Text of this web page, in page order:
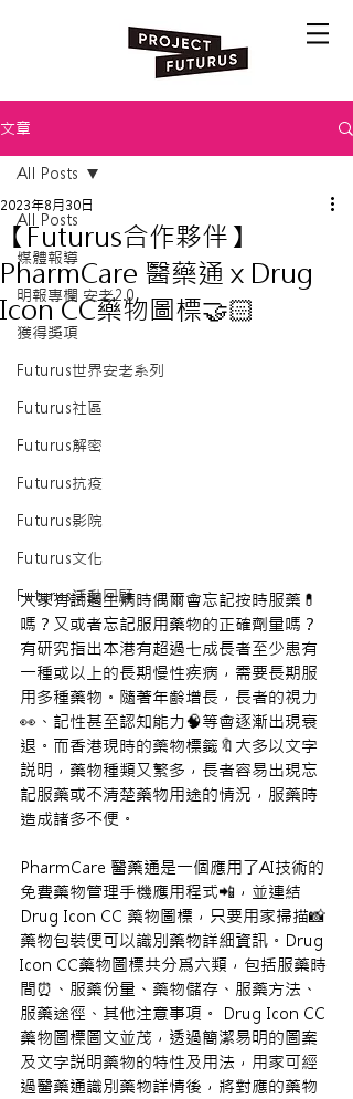
文章
All Posts
媒體報導
明報專欄 安老2.0
獲得獎項
Futurus世界安老系列
Futurus社區
Futurus解密
Futurus抗疫
Futurus影院
Futurus文化
Futurus活動回顧
All Posts
【Futurus合作夥伴】
PharmCare 醫藥通 x Drug
Icon CC藥物圖標🤝🏻
2023年8月30日
大家有試過生病時偶爾會忘記按時服藥💊
嗎？又或者忘記服用藥物的正確劑量嗎？
有研究指出本港有超過七成長者至少患有
一種或以上的長期慢性疾病，需要長期服
用多種藥物。隨著年齡增長，長者的視力
👀、記性甚至認知能力🧠等會逐漸出現衰
退。而香港現時的藥物標籤🔖大多以文字
説明，藥物種類又繁多，長者容易出現忘
記服藥或不清楚藥物用途的情況，服藥時
造成諸多不便。
PharmCare 醫藥通是一個應用了AI技術的
免費藥物管理手機應用程式📲，並連結
Drug Icon CC 藥物圖標，只要用家掃描📸
藥物包裝便可以識別藥物詳細資訊。Drug
Icon CC藥物圖標共分爲六類，包括服藥時
間⏰、服藥份量、藥物儲存、服藥方法、
服藥途徑、其他注意事項。
Drug Icon CC
藥物圖標圖文並茂，透過簡潔易明的圖案
及文字説明藥物的特性及用法，用家可經
過醫藥通識別藥物詳情後，將對應的藥物